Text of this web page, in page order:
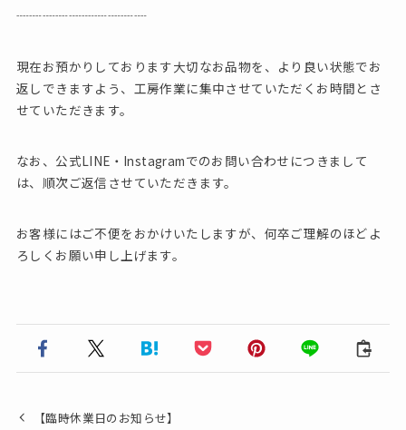
┈┈┈┈┈┈┈┈┈┈
現在お預かりしております大切なお品物を、より良い状態でお
返しできますよう、工房作業に集中させていただくお時間とさ
せていただきます。
なお、公式LINE・Instagramでのお問い合わせにつきまして
は、順次ご返信させていただきます。
お客様にはご不便をおかけいたしますが、何卒ご理解のほどよ
ろしくお願い申し上げます。
【臨時休業日のお知らせ】